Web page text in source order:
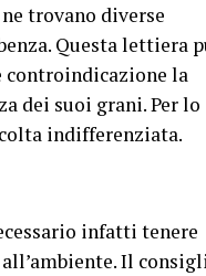
trovano diverse
Questa lettiera
controindicazione la
dei suoi grani. Per lo
indifferenziata.
infatti tenere
Il